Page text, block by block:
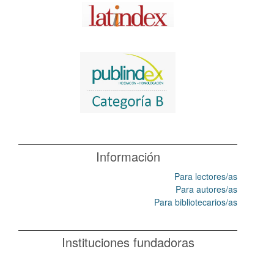
Información
Para lectores/as
Para autores/as
Para bibliotecarios/as
Instituciones fundadoras